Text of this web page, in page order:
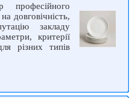
довговічність,
закладу
критерії
різних типів